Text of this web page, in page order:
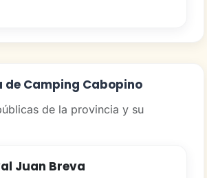
de Camping Cabopino
de la provincia y su
Juan Breva